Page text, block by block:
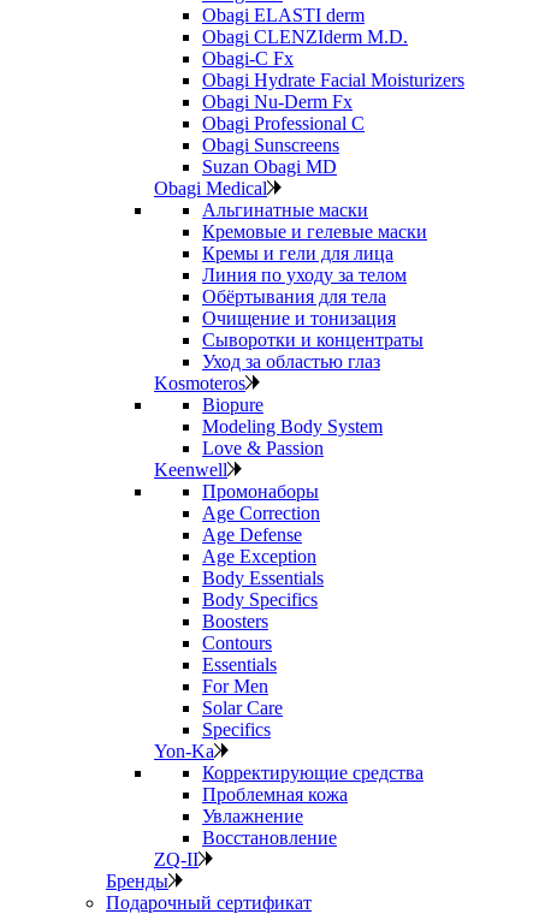
Obagi ELASTI derm
Obagi CLENZIderm M.D.
Obagi-C Fx
Obagi Hydrate Facial Moisturizers
Obagi Nu-Derm Fx
Obagi Professional C
Obagi Sunscreens
Suzan Obagi MD
Obagi Medical
Альгинатные маски
Кремовые и гелевые маски
Кремы и гели для лица
Линия по уходу за телом
Обёртывания для тела
Очищение и тонизация
Сыворотки и концентраты
Уход за областью глаз
Kosmoteros
Biopure
Modeling Body System
Love & Passion
Keenwell
Промонаборы
Age Correction
Age Defense
Age Exception
Body Essentials
Body Specifics
Boosters
Contours
Essentials
For Men
Solar Care
Specifics
Yon-Ka
Корректирующие средства
Проблемная кожа
Увлажнение
Восстановление
ZQ-II
Бренды
Подарочный сертификат